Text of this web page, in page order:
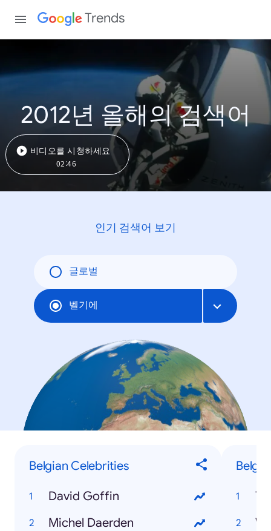
Trends
2012년 올해의 검색어
비디오를 시청하세요
02:46
인기 검색어 보기
글로벌
벨기에
Belgian Celebrities
David Goffin
Michel Daerden